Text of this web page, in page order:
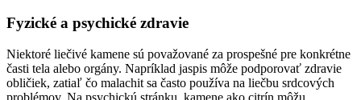
Fyzické a psychické zdravie
Niektoré liečivé kamene sú považované za prospešné pre konkrétne
časti tela alebo orgány. Napríklad jaspis môže podporovať zdravie
obličiek, zatiaľ čo malachit sa často používa na liečbu srdcových
problémov. Na psychickú stránku, kamene ako citrín môžu